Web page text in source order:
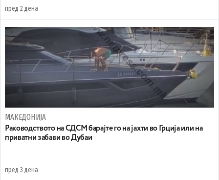
пред 2 дена
МАКЕДОНИЈА
Раководството на СДСМ барајте го на јахти во Грција или на
приватни забави во Дубаи
пред 3 дена